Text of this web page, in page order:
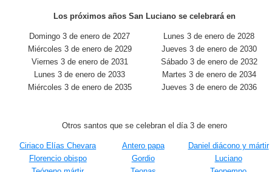
Los próximos años San Luciano se celebrará en
Domingo 3 de enero de 2027
Lunes 3 de enero de 2028
Miércoles 3 de enero de 2029
Jueves 3 de enero de 2030
Viernes 3 de enero de 2031
Sábado 3 de enero de 2032
Lunes 3 de enero de 2033
Martes 3 de enero de 2034
Miércoles 3 de enero de 2035
Jueves 3 de enero de 2036
Otros santos que se celebran el día 3 de enero
Ciriaco Elías Chevara Antero papa
Daniel diácono y mártir
Florencio obispo
Gordio
Luciano